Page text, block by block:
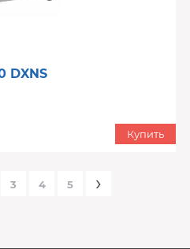
DXNS
Купить
3 4 5 ›